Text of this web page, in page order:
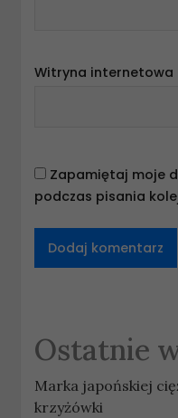
Witryna internetowa
Zapamiętaj moje
podczas pisania
Ostatnie
Marka japońskiej
krzyżówki